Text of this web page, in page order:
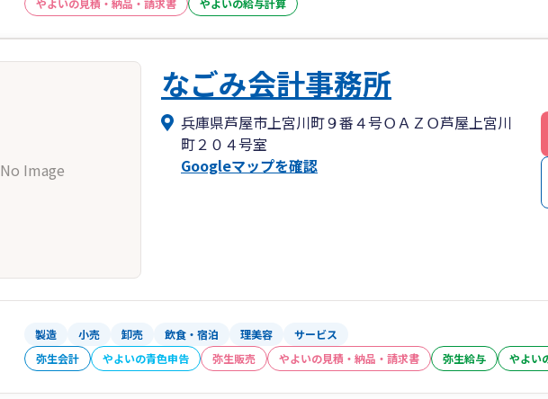
やよいの見積・納品・請求書
やよいの給与計算
No Image
なごみ会計事務所
兵庫県芦屋市上宮川町９番４号ＯＡＺＯ芦屋上宮川
町２０４号室
Googleマップを確認
製造 小売 卸売 飲食・宿泊 理美容 サービス
弥生会計 やよいの青色申告 弥生販売 やよいの見積・納品・請求書 弥生給与 やよい